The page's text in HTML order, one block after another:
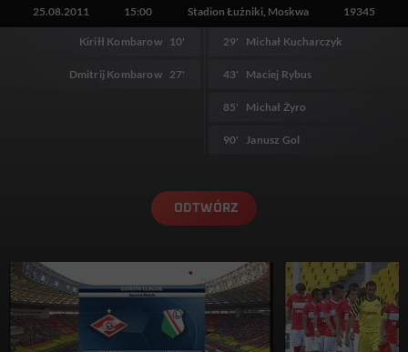
25.08.2011 15:00 Stadion Łużniki, Moskwa 19345
Kiriłł Kombarow 10'
Dmitrij Kombarow 27'
Michał Kucharczyk
29'
Maciej Rybus
43'
Michał Żyro
85'
Janusz Gol
90'
ODTWÓRZ